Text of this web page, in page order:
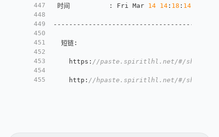
447
448
449
450
451
452
453
454
455
时间 : Fri Mar 14 14 : 18 : 14
  短链
:
    https
: //paste.spiritlhl.net/#/show/
    http
: //hpaste.spiritlhl.net/#/show/